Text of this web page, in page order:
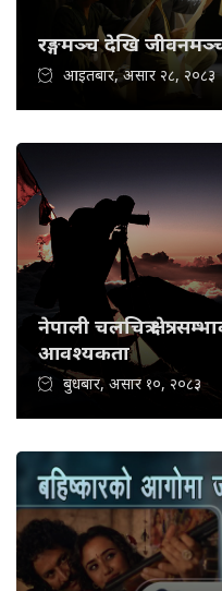
रङ्गमञ्च देखि
आइतबार, असार २८, २०८३
नेपाली चलचित्र क्षेत्र:
आवश्यकता
बुधबार, असार १०, २०८३